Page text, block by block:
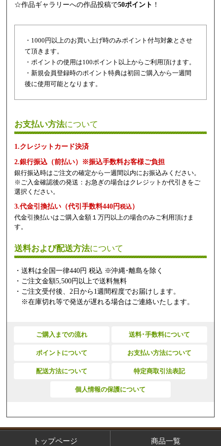
☆作品ギャラリーへの作品投稿で50ポイント ！
・1000円以上のお買い上げ時のみポイント付与対象とさせ
て頂きます。
・ポイントの使用は100ポイント以上からご利用頂けます。
・新規会員登録時のポイント特典は初回ご購入から一週間
後に使用可能となります。
お支払い方法について
1.クレジットカード決済
2.銀行振込（前払い）※振込手数料お客様ご負担
銀行振込時はご注文の確定から一週間以内にお振込みください。
※ご入金確認後の発送：お急ぎの場合はクレジットか代引きをご
選択ください。
3.代金引換払い（代引手数料440円税込）
代金引換払いはご購入金額１万円以上の場合のみご利用頂けま
す。
送料および配送方法について
・送料は全国一律440円 税込 ※沖縄･離島を除く
・ご注文金額5,500円以上で送料無料
・ご注文受付後、2日から1週間程度でお届けします。
※在庫切れ等で発送が遅れる場合はご連絡いたします。
ご購入までの流れ 送料･手数料について
ポイントについて お支払い方法について
配送方法について 特定商取引法表記
個人情報の保護について
トップページ 商品一覧